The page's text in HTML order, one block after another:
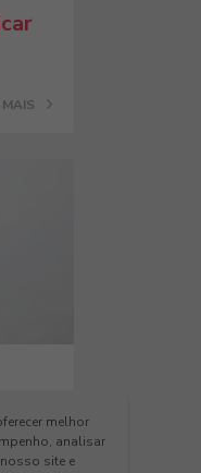
MAIS
melhor
analisar
site e